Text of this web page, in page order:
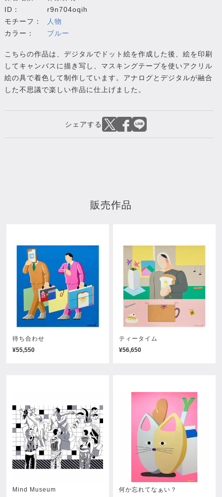
ID：
r9n704oqih
モチーフ：
人物
カラー：
ブルー
こちらの作品は、デジタルでドット絵を作成した後、絵を印刷
してキャンバスに描き写し、マスキングテープを使いアクリル
絵の具で着色して制作しています。アナログとデジタルが融合
した不思議で楽しい作品に仕上げました。
販売作品
待ち合わせ
¥55,550
ティータイム
¥56,650
Mind Museum 何か忘れてなぁい？